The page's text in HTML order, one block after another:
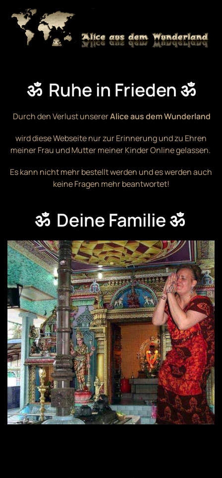
Zum Hauptinhalt springen
ॐ Ruhe in Frieden ॐ
Durch den Verlust unsererAlice aus dem Wunderland
wird diese Webseite nur zur Erinnerung und zu Ehren
meiner Frau und Mutter meiner Kinder Online gelassen.
Es kann nicht mehr bestellt werden und es werden auch
keine Fragen mehr beantwortet!
ॐ Deine Familie ॐ